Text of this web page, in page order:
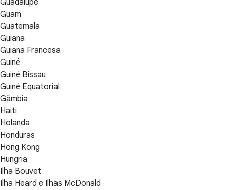
Guadalupe
Guam
Guatemala
Guiana
Guiana Francesa
Guiné
Guiné Bissau
Guiné Equatorial
Gâmbia
Haiti
Holanda
Honduras
Hong Kong
Hungria
Ilha Bouvet
Ilha Heard e Ilhas McDonald